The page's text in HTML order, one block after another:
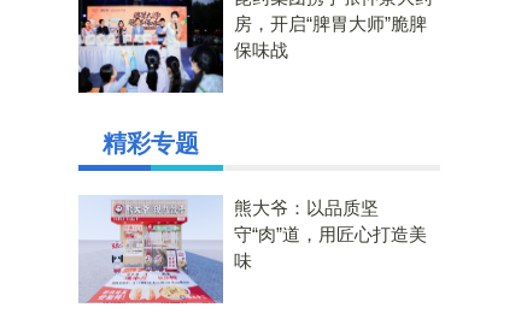
房，开启“脾胃大师”脆脾
保味战
精彩专题
熊大爷：以品质坚
守“肉”道，用匠心打造美
味